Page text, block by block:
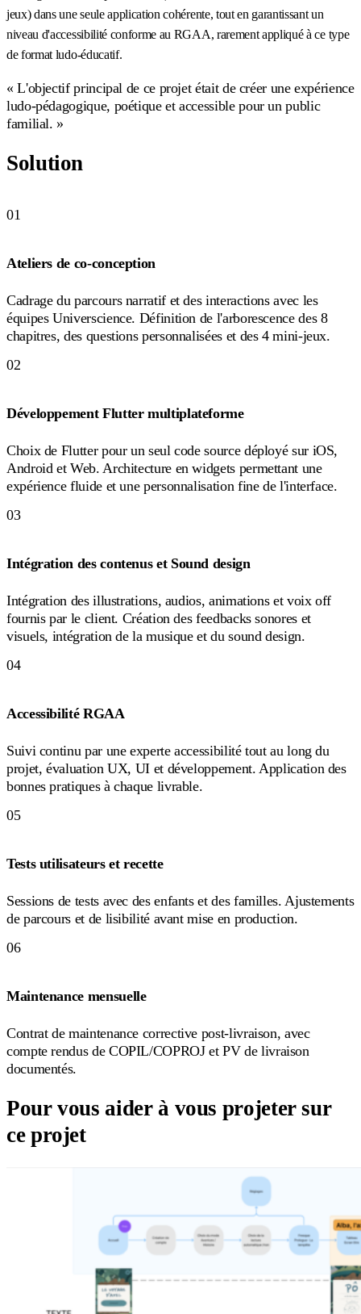
jeux) dans une seule application cohérente, tout en garantissant un
niveau d'accessibilité conforme au RGAA, rarement appliqué à ce type
de format ludo-éducatif.
« L'objectif principal de ce projet était de créer une expérience
ludo-pédagogique, poétique et accessible pour un public
familial. »
Solution
01
Ateliers de co-conception
Cadrage du parcours narratif et des interactions avec les
équipes Universcience. Définition de l'arborescence des 8
chapitres, des questions personnalisées et des 4 mini-jeux.
02
Développement Flutter multiplateforme
Choix de Flutter pour un seul code source déployé sur iOS,
Android et Web. Architecture en widgets permettant une
expérience fluide et une personnalisation fine de l'interface.
03
Intégration des contenus et Sound design
Intégration des illustrations, audios, animations et voix off
fournis par le client. Création des feedbacks sonores et
visuels, intégration de la musique et du sound design.
04
Accessibilité RGAA
Suivi continu par une experte accessibilité tout au long du
projet, évaluation UX, UI et développement. Application des
bonnes pratiques à chaque livrable.
05
Tests utilisateurs et recette
Sessions de tests avec des enfants et des familles. Ajustements
de parcours et de lisibilité avant mise en production.
06
Maintenance mensuelle
Contrat de maintenance corrective post-livraison, avec
compte rendus de COPIL/COPROJ et PV de livraison
documentés.
Pour vous aider à vous projeter sur
ce projet